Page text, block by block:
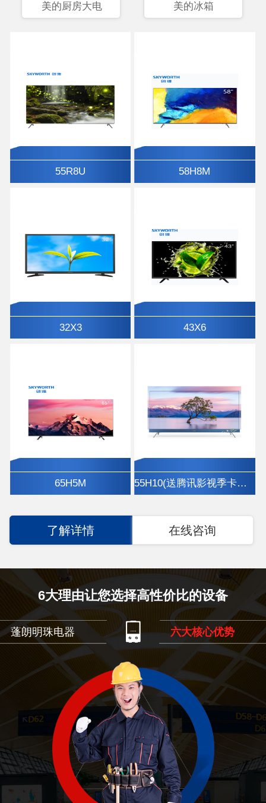
美的厨房大电 美的冰箱
55R8U 58H8M
32X3 43X6
65H5M 55H10(送腾讯影视季卡、挂架)
了解详情 在线咨询
6大理由让您选择高性价比的设备
蓬朗明珠电器 六大核心优势